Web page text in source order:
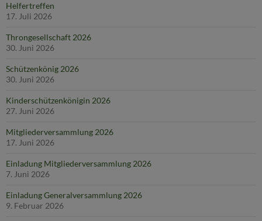
Helfertreffen
17. Juli 2026
Throngesellschaft 2026
30. Juni 2026
Schützenkönig 2026
30. Juni 2026
Kinderschützenkönigin 2026
27. Juni 2026
Mitgliederversammlung 2026
17. Juni 2026
Einladung Mitgliederversammlung 2026
7. Juni 2026
Einladung Generalversammlung 2026
9. Februar 2026